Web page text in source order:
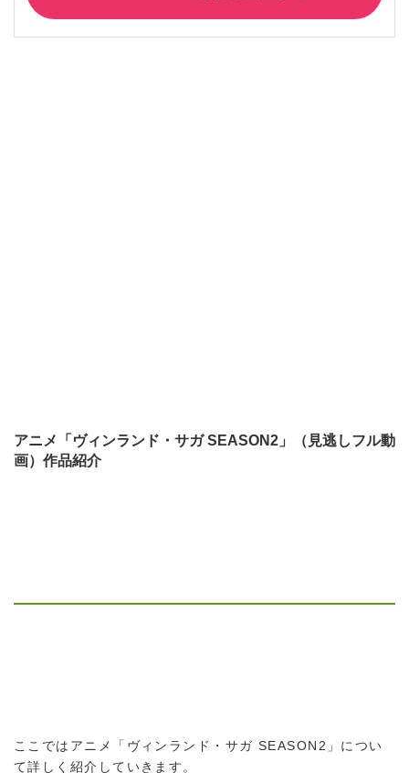
アニメ「ヴィンランド・サガ SEASON2」（見逃しフル動
画）作品紹介
ここではアニメ「ヴィンランド・サガ SEASON2」につい
て詳しく紹介していきます。